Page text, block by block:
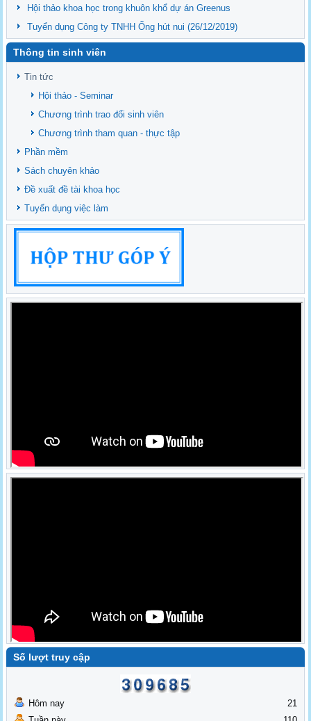
Hội thảo khoa học trong khuôn khổ dự án Greenus
Tuyển dụng Công ty TNHH Ống hút nui (26/12/2019)
Thông tin sinh viên
Tin tức
Hội thảo - Seminar
Chương trình trao đổi sinh viên
Chương trình tham quan - thực tập
Phần mềm
Sách chuyên khảo
Đề xuất đề tài khoa học
Tuyển dụng việc làm
Số lượt truy cập
Hôm nay
21